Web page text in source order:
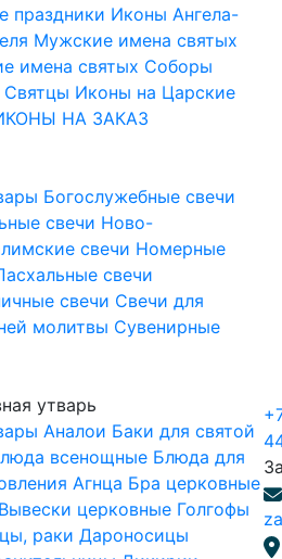
праздники Иконы Ангела-
Мужские имена святых
имена святых Соборы
Святцы Иконы на Царские
НА ЗАКАЗ
Богослужебные свечи
свечи Ново-
свечи Номерные
свечи
свечи Свечи для
молитвы Сувенирные
утварь
Аналои Баки для святой
всенощные Блюда для
Агнца Бра церковные
Вывески церковные Голгофы
раки Дароносицы